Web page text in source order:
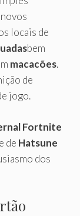
locais de
bem
macacões.
de
jogo.
Fortnite
e de Hatsune
dos